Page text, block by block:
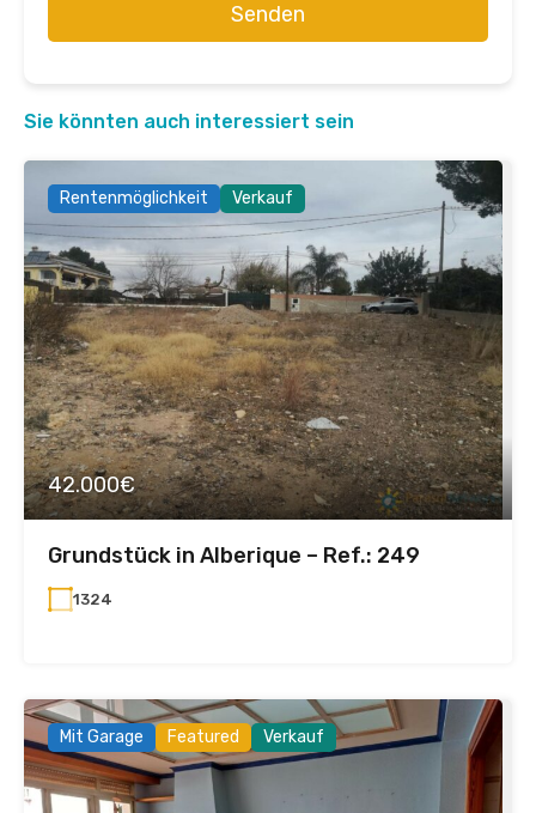
Senden
Sie könnten auch interessiert sein
Rentenmöglichkeit Verkauf
42.000€
Grundstück in Alberique – Ref.: 249
1324
Mit Garage Featured Verkauf